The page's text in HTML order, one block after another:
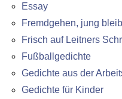
Essay
Fremdgehen, jung
Frisch auf Leitners
Fußballgedichte
Gedichte aus der
Gedichte für Kinder